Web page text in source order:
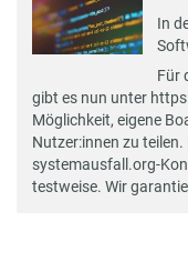
In
Für
gibt es nun unter
Möglichkeit, eigene
Nutzer:innen zu
systemausfall.org-
testweise. Wir